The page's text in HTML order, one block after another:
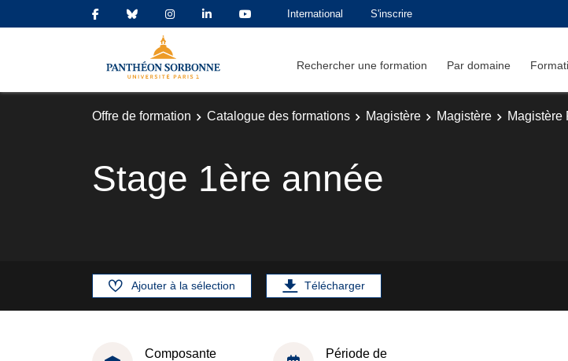
International S'inscrire
Rechercher une formation Par domaine
Offre de formation Catalogue des formations Magistère Magistère Magistère
Stage 1ère année
Ajouter à la sélection Télécharger
Composante
Période de